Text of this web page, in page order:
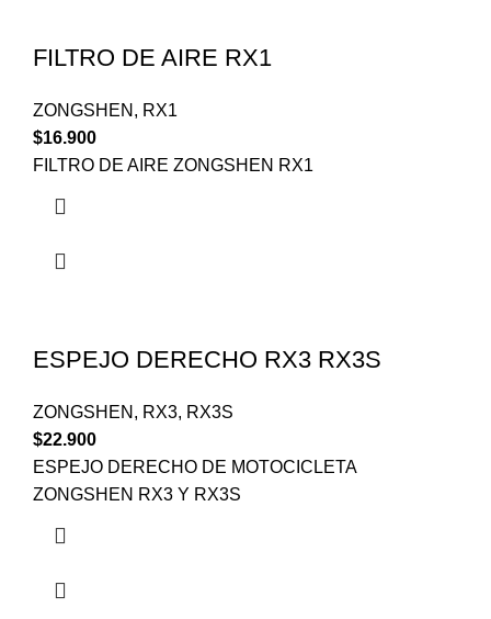
FILTRO DE AIRE RX1
ZONGSHEN , RX1
$16.900
FILTRO DE AIRE ZONGSHEN RX1
ESPEJO DERECHO RX3 RX3S
ZONGSHEN , RX3, RX3S
$22.900
ESPEJO DERECHO DE MOTOCICLETA
ZONGSHEN RX3 Y RX3S